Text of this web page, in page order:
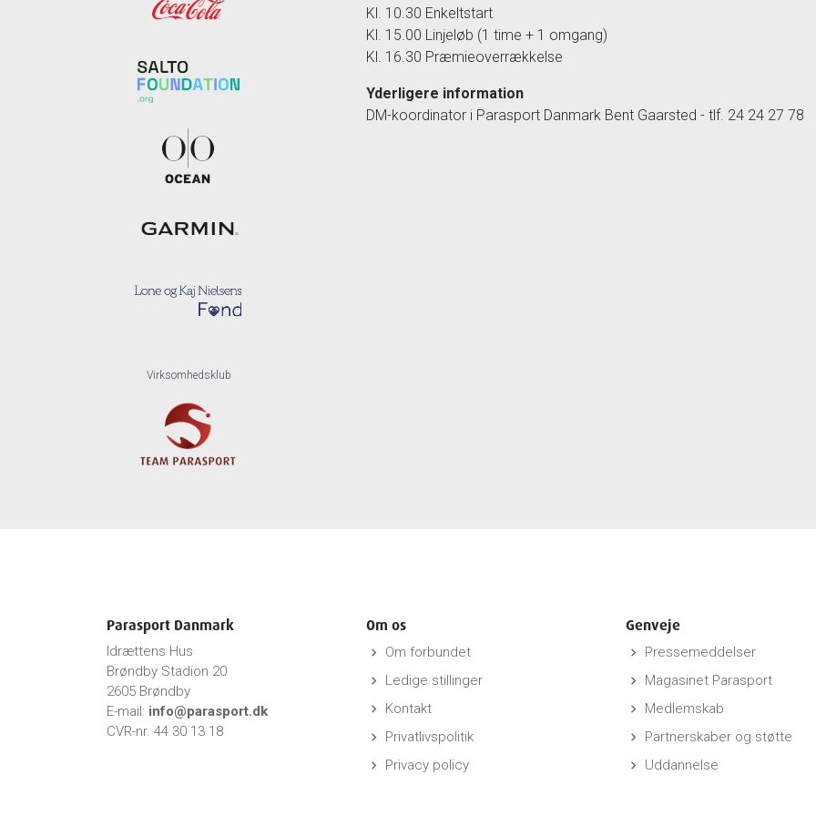
Virksomhedsklub
Kl. 10.30 Enkeltstart
Kl. 15.00 Linjeløb (1 time + 1 omgang)
Kl. 16.30 Præmieoverrækkelse
Yderligere information
DM-koordinator i Parasport Danmark Bent Gaarsted - tlf. 24 24 27 78
Parasport Danmark
Idrættens Hus
Brøndby Stadion 20
2605 Brøndby
E-mail: info@parasport.dk
CVR-nr. 44 30 13 18
Om os
keyboard_arrow_right Om forbundet
keyboard_arrow_right Ledige stillinger
keyboard_arrow_right Kontakt
keyboard_arrow_right Privatlivspolitik
keyboard_arrow_right Privacy policy
Genveje
keyboard_arrow_right Pressemeddelser
keyboard_arrow_right Magasinet Parasport
keyboard_arrow_right Medlemskab
keyboard_arrow_right Partnerskaber og støtte
keyboard_arrow_right Uddannelse